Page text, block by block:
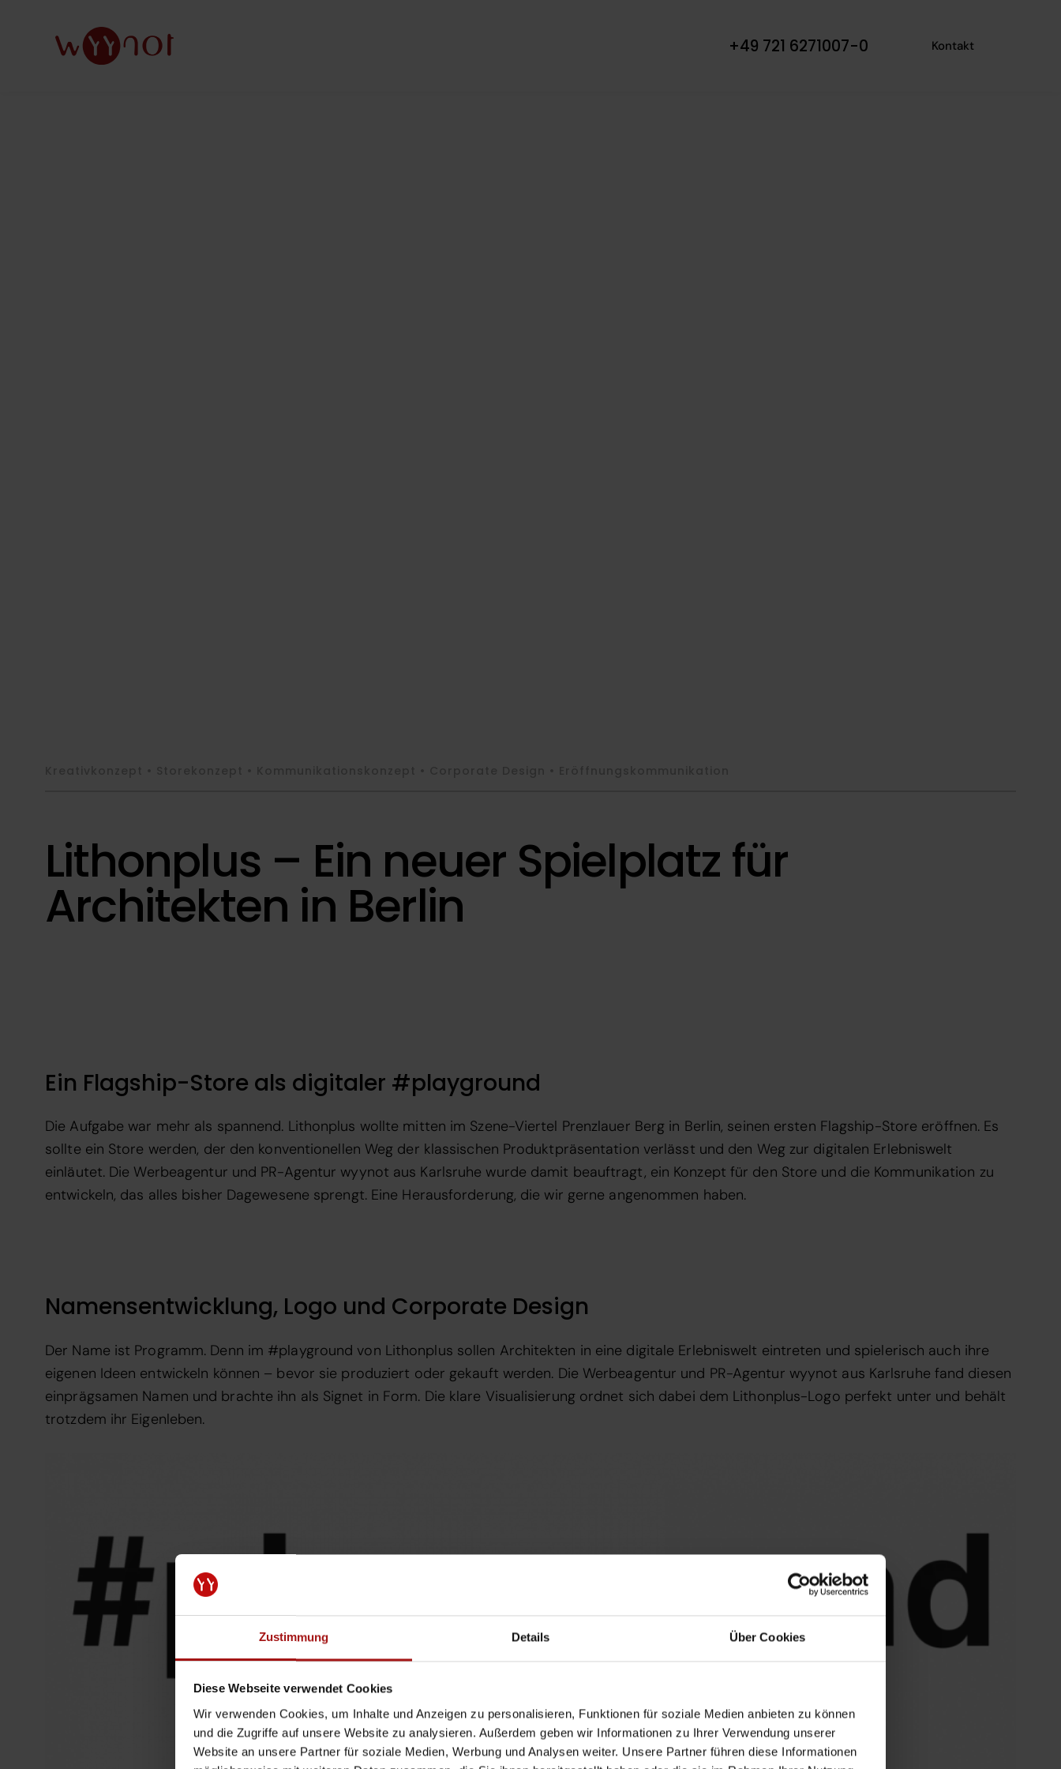
Zustimmung Details Über Cookies
Diese Webseite verwendet Cookies
Wir verwenden Cookies, um Inhalte und Anzeigen zu personalisieren, Funktionen für soziale Medien anbieten zu können
und die Zugriffe auf unsere Website zu analysieren. Außerdem geben wir Informationen zu Ihrer Verwendung unserer
Website an unsere Partner für soziale Medien, Werbung und Analysen weiter. Unsere Partner führen diese Informationen
+49 721 6271007-0 Kontakt
Lithonplus – Ein neuer Spielplatz für
Architekten in Berlin
Ein Flagship-Store als digitaler #playground
Die Aufgabe war mehr als spannend. Lithonplus wollte mitten im Szene-Viertel Prenzlauer Berg in Berlin, seinen ersten Flagship-Store eröffnen. Es
sollte ein Store werden, der den konventionellen Weg der klassischen Produktpräsentation verlässt und den Weg zur digitalen Erlebniswelt
einläutet. Die Werbeagentur und PR-Agentur wyynot aus Karlsruhe wurde damit beauftragt, ein Konzept für den Store und die Kommunikation zu
entwickeln, das alles bisher Dagewesene sprengt. Eine Herausforderung, die wir gerne angenommen haben.
Namensentwicklung, Logo und Corporate Design
Der Name ist Programm. Denn im #playground von Lithonplus sollen Architekten in eine digitale Erlebniswelt eintreten und spielerisch auch ihre
eigenen Ideen entwickeln können – bevor sie produziert oder gekauft werden. Die Werbeagentur und PR-Agentur wyynot aus Karlsruhe fand diesen
einprägsamen Namen und brachte ihn als Signet in Form. Die klare Visualisierung ordnet sich dabei dem Lithonplus-Logo perfekt unter und behält
trotzdem ihr Eigenleben.